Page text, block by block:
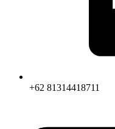
+62 81314418711